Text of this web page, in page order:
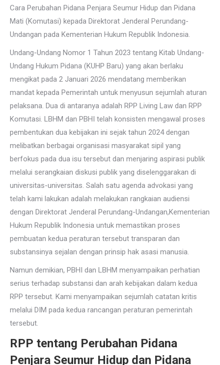
Cara Perubahan Pidana Penjara Seumur Hidup dan Pidana
Mati (Komutasi) kepada Direktorat Jenderal Perundang-
Undangan pada Kementerian Hukum Republik Indonesia.
Undang-Undang Nomor 1 Tahun 2023 tentang Kitab Undang-
Undang Hukum Pidana (KUHP Baru) yang akan berlaku
mengikat pada 2 Januari 2026 mendatang memberikan
mandat kepada Pemerintah untuk menyusun sejumlah aturan
pelaksana. Dua di antaranya adalah RPP Living Law dan RPP
Komutasi. LBHM dan PBHI telah konsisten mengawal proses
pembentukan dua kebijakan ini sejak tahun 2024 dengan
melibatkan berbagai organisasi masyarakat sipil yang
berfokus pada dua isu tersebut dan menjaring aspirasi publik
melalui serangkaian diskusi publik yang diselenggarakan di
universitas-universitas. Salah satu agenda advokasi yang
telah kami lakukan adalah melakukan rangkaian audiensi
dengan Direktorat Jenderal Perundang-Undangan,Kementerian
Hukum Republik Indonesia untuk memastikan proses
pembuatan kedua peraturan tersebut transparan dan
substansinya sejalan dengan prinsip hak asasi manusia.
Namun demikian, PBHI dan LBHM menyampaikan perhatian
serius terhadap substansi dan arah kebijakan dalam kedua
RPP tersebut. Kami menyampaikan sejumlah catatan kritis
melalui DIM pada kedua rancangan peraturan pemerintah
tersebut.
RPP tentang Perubahan Pidana
Penjara Seumur Hidup dan Pidana